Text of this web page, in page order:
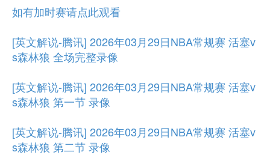
如有加时赛请点此观看
[英文解说-腾讯] 2026年03月29日NBA常规赛 活塞v
s森林狼 全场完整录像
[英文解说-腾讯] 2026年03月29日NBA常规赛 活塞v
s森林狼 第一节 录像
[英文解说-腾讯] 2026年03月29日NBA常规赛 活塞v
s森林狼 第二节 录像